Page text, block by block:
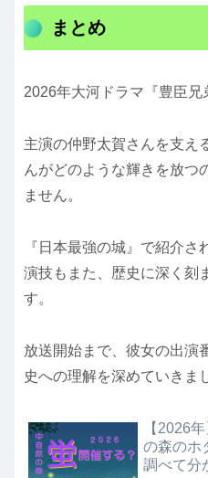
まとめ
2026年大河ドラマ『豊臣兄
主演の仲野太賀さんを支え
んがどのような輝きを放つ
ません。
『日本最強の城』で紹介
演技もまた、歴史に深く刻
す。
放送開始まで、彼女の出演
史への理解を深めていきま
【2026
の森のホ
調べて分